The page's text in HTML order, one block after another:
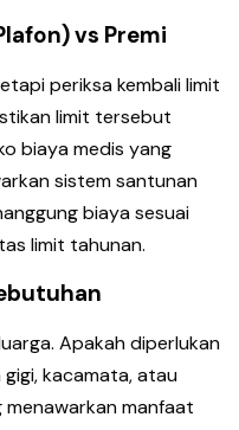
vs Premi
periksa kembali limit
limit tersebut
biaya medis yang
sistem santunan
biaya sesuai
limit tahunan.
Apakah diperlukan
kacamata, atau
menawarkan manfaat